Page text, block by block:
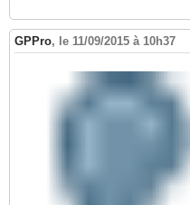
GPPro, le 11/09/2015 à 10h37